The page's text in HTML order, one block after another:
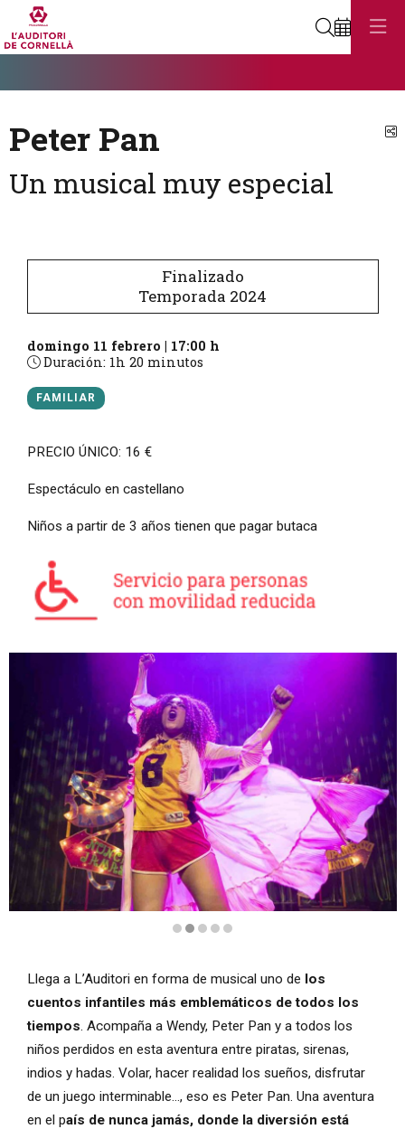
Buscar
Peter Pan
Un musical muy especial
Finalizado
Temporada 2024
domingo 11 febrero | 17:00 h
Duración:1h 20 minutos
FAMILIAR
PRECIO ÚNICO: 16 €
Espectáculo en castellano
Niños a partir de 3 años tienen que pagar butaca
Llega a L’Auditori en forma de musical uno de los
cuentos infantiles más emblemáticos de todos los
tiempos. Acompaña a Wendy, Peter Pan y a todos los
niños perdidos en esta aventura entre piratas, sirenas,
indios y hadas. Volar, hacer realidad los sueños, disfrutar
de un juego interminable…, eso es Peter Pan. Una aventura
en el país de nunca jamás, donde la diversión está